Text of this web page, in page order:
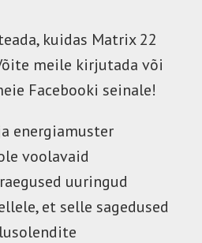
kuidas Matrix 22
meile kirjutada või
Facebooki seinale!
energiamuster
voolavaid
uuringud
et selle sagedused